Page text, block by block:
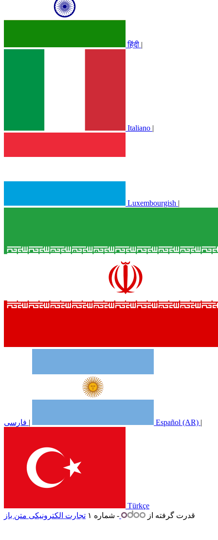
हिंदी |
Italiano |
Luxembourgish |
فارسی | Español (AR) |
Türkçe
قدرت گرفته از
- شماره ۱ تجارت الکترونیکی متن باز